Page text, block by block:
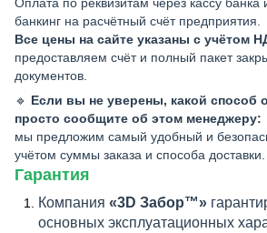
банкинг на расчётный счёт предприятия.
Все цены на сайте указаны с учётом
предоставляем счёт и полный пакет
документов.
🔹 Если вы не уверены, какой способ
просто сообщите об этом менеджеру:
мы предложим самый удобный и
учётом суммы заказа и способа доставки.
Гарантия
Компания «3D Забор™»
основных эксплуатационных